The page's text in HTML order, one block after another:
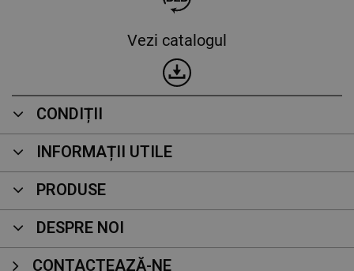
Vezi catalogul
CONDIȚII
INFORMAȚII UTILE
PRODUSE
DESPRE NOI
CONTACTEAZĂ-NE